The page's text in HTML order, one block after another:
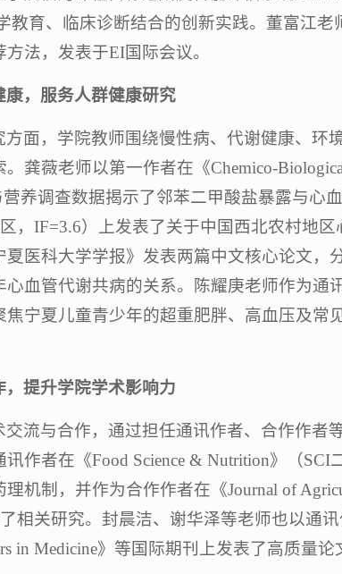
教育、临床诊断结合的创新实践。董富江老
法，发表于EI国际会议。
，服务人群健康研究
面，学院教师围绕慢性病、代谢健康、环
龚薇老师以第一作者在《Chemico-
养调查数据揭示了邻苯二甲酸盐暴露与心
区，IF=3.6）上发表了关于中国西北农村地
医科大学学报》发表两篇中文核心论文，
血管代谢共病的关系。陈耀庚老师作为通
宁夏儿童青少年的超重肥胖、高血压及常
提升学院学术影响力
流与合作，通过担任通讯作者、合作作者
作者在《Food Science & Nutrition》（SCI
机制，并作为合作作者在《Journal of
相关研究。封晨洁、谢华泽等老师也以通
in Medicine》等国际期刊上发表了高质量